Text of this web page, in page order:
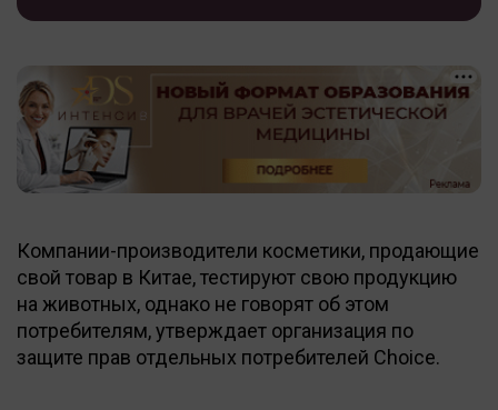
Компании-производители косметики, продающие
свой товар в Китае, тестируют свою продукцию
на животных, однако не говорят об этом
потребителям, утверждает организация по
защите прав отдельных потребителей Choice.